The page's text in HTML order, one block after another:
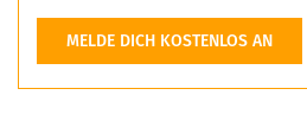
MELDE DICH KOSTENLOS AN